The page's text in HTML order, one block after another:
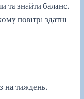
та знайти баланс.
повітрі здатні
на тиждень.